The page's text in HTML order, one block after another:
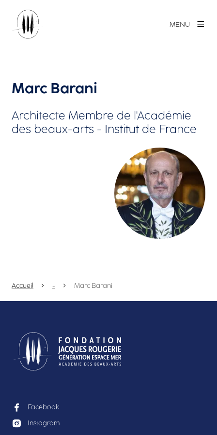
MENU
Marc Barani
Architecte Membre de l'Académie
des beaux-arts - Institut de France
Agrandir
Accueil - Marc Barani
Facebook
Instagram